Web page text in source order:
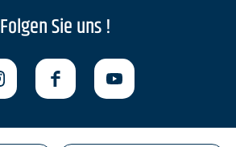
Folgen Sie uns !